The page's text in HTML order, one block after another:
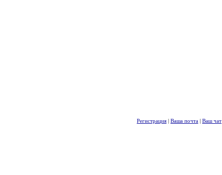
Регистрация | Ваша почта | Ваш чат